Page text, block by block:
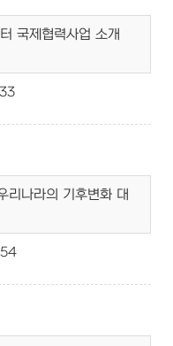
국제협력사업 소개
리나라의 기후변화 대